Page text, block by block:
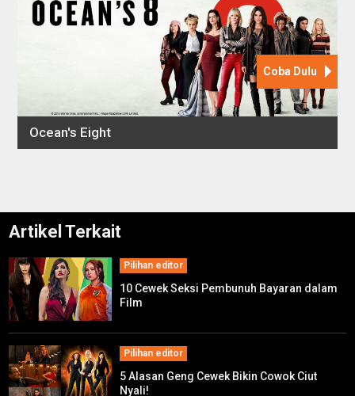
Artikel Terkait
Pilihan editor
10 Cewek Seksi Pembunuh Bayaran dalam
Film
Pilihan editor
5 Alasan Geng Cewek Bikin Cowok Ciut
Nyali!